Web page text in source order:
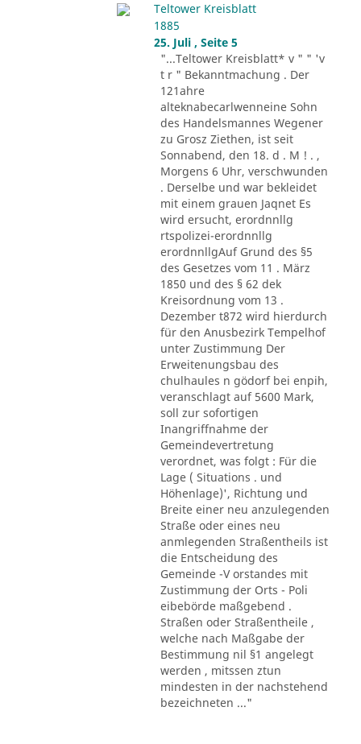
Teltower Kreisblatt
1885
25. Juli , Seite 5
"...Teltower Kreisblatt* v " " 'v
t r " Bekanntmachung . Der
121ahre
alteknabecarlwenneine Sohn
des Handelsmannes Wegener
zu Grosz Ziethen, ist seit
Sonnabend, den 18. d . M ! . ,
Morgens 6 Uhr, verschwunden
. Derselbe und war bekleidet
mit einem grauen Jaqnet Es
wird ersucht, erordnnllg
rtspolizei-erordnnllg
erordnnllgAuf Grund des §5
des Gesetzes vom 11 . März
1850 und des § 62 dek
Kreisordnung vom 13 .
Dezember t872 wird hierdurch
für den Anusbezirk Tempelhof
unter Zustimmung Der
Erweitenungsbau des
chulhaules n gödorf bei enpih,
veranschlagt auf 5600 Mark,
soll zur sofortigen
Inangriffnahme der
Gemeindevertretung
verordnet, was folgt : Für die
Lage ( Situations . und
Höhenlage)', Richtung und
Breite einer neu anzulegenden
Straße oder eines neu
anmlegenden Straßentheils ist
die Entscheidung des
Gemeinde -V orstandes mit
Zustimmung der Orts - Poli
eibebörde maßgebend .
Straßen oder Straßentheile ,
welche nach Maßgabe der
Bestimmung nil §1 angelegt
werden , mitssen ztun
mindesten in der nachstehend
bezeichneten ..."